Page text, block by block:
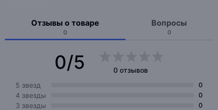
Отзывы о товаре
0
Вопросы
0
0/5
0 отзывов
5 звезд
0
4 звезды 0
3 звезды 0